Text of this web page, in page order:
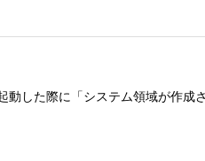
した際に「システム領域が作成